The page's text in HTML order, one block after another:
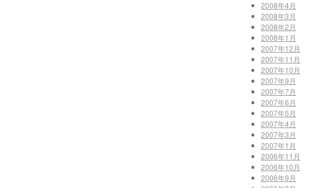
2008年4月
2008年3月
2008年2月
2008年1月
2007年12月
2007年11月
2007年10月
2007年9月
2007年7月
2007年6月
2007年5月
2007年4月
2007年3月
2007年1月
2006年11月
2006年10月
2006年9月